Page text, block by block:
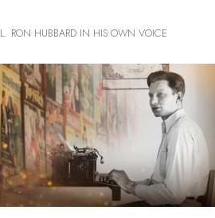
L. RON HUBBARD IN HIS OWN VOICE